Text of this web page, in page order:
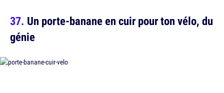
Un porte-banane en cuir pour ton vélo, du
génie